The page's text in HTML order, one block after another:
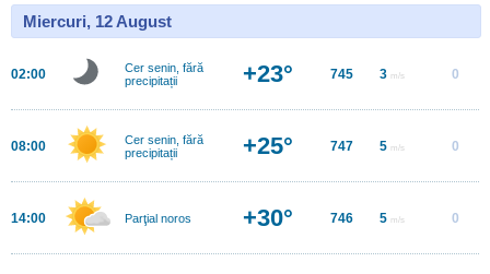
Miercuri, 12 August
02:00
Cer senin, fără
precipitații
+23° 745 3 m/s 0
08:00
Cer senin, fără
precipitații
+25° 747 5 m/s 0
14:00 Parţial noros +30° 746 5 m/s 0